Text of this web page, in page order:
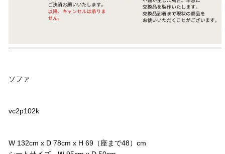
ソファ
vc2p102k
W 132cm x D 78cm x H 69（座まで48）cm